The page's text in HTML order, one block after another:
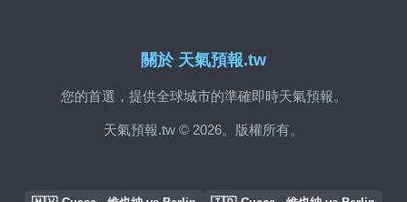
關於 天氣預報.tw
您的首選，提供全球城市的準確即時天氣預報。
天氣預報.tw © 2026。版權所有。